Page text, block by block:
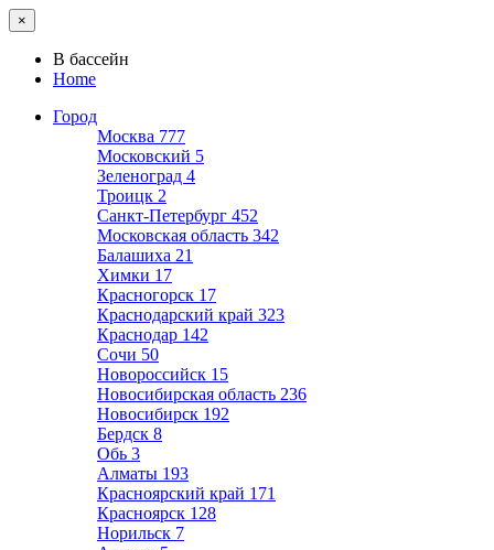
×
В бассейн
Home
Город
Москва 777
Московский 5
Зеленоград 4
Троицк 2
Санкт-Петербург 452
Московская область 342
Балашиха 21
Химки 17
Красногорск 17
Краснодарский край 323
Краснодар 142
Сочи 50
Новороссийск 15
Новосибирская область 236
Новосибирск 192
Бердск 8
Обь 3
Алматы 193
Красноярский край 171
Красноярск 128
Норильск 7